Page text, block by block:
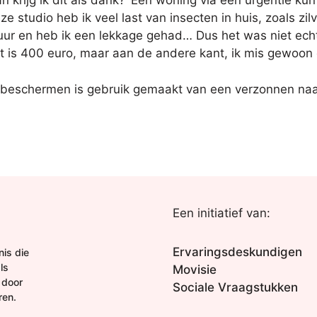
studio heb ik veel last van insecten in huis, zoals
en heb ik een lekkage gehad… Dus het was niet
400 euro, maar aan de andere kant, ik mis gewoon
is gebruik gemaakt van een verzonnen
die
Een initiatief van:
Ervaringsdeskundigen
Movisie
Sociale Vraagstukken